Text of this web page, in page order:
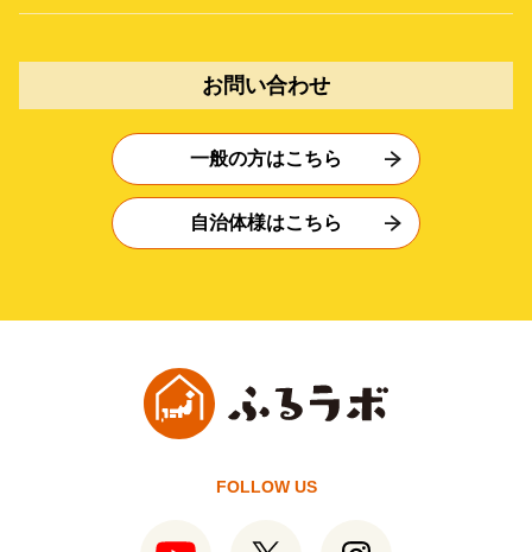
お問い合わせ
一般の方はこちら
自治体様はこちら
FOLLOW US